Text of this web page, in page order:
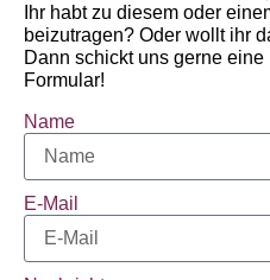
Ihr habt zu diesem oder
beizutragen? Oder wollt ihr
Dann schickt uns gerne
Formular!
Name
E-Mail